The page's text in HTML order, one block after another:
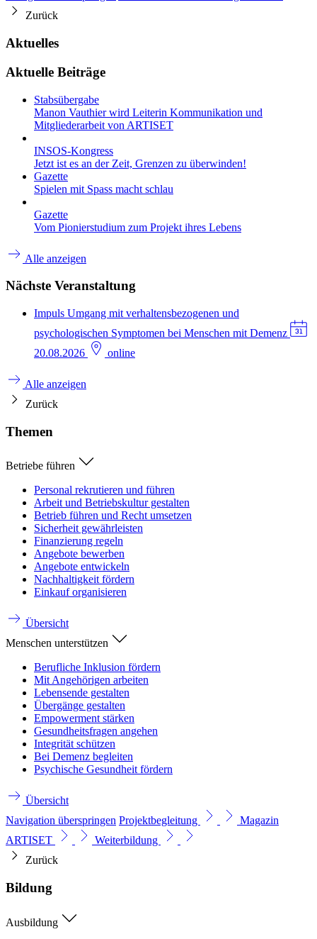
Zurück
Aktuelles
Aktuelle Beiträge
Stabsübergabe
Manon Vauthier wird Leiterin Kommunikation und
Mitgliederarbeit von ARTISET
INSOS-Kongress
Jetzt ist es an der Zeit, Grenzen zu überwinden!
Gazette
Spielen mit Spass macht schlau
Gazette
Vom Pionierstudium zum Projekt ihres Lebens
Alle anzeigen
Nächste Veranstaltung
Impuls Umgang mit verhaltensbezogenen und
psychologischen Symptomen bei Menschen mit Demenz
20.08.2026
online
Alle anzeigen
Zurück
Themen
Betriebe führen
Personal rekrutieren und führen
Arbeit und Betriebskultur gestalten
Betrieb führen und Recht umsetzen
Sicherheit gewährleisten
Finanzierung regeln
Angebote bewerben
Angebote entwickeln
Nachhaltigkeit fördern
Einkauf organisieren
Übersicht
Menschen unterstützen
Berufliche Inklusion fördern
Mit Angehörigen arbeiten
Lebensende gestalten
Übergänge gestalten
Empowerment stärken
Gesundheitsfragen angehen
Integrität schützen
Bei Demenz begleiten
Psychische Gesundheit fördern
Übersicht
Navigation überspringen Projektbegleitung
Magazin
ARTISET
Weiterbildung
Zurück
Bildung
Ausbildung